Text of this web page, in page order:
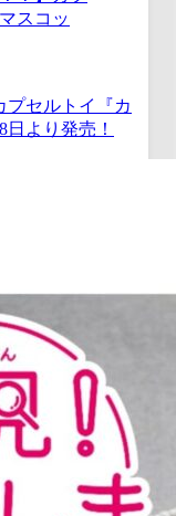
プセルトイ『カ
より発売！